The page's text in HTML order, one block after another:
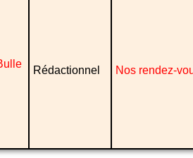
Rédactionnel Nos rendez-